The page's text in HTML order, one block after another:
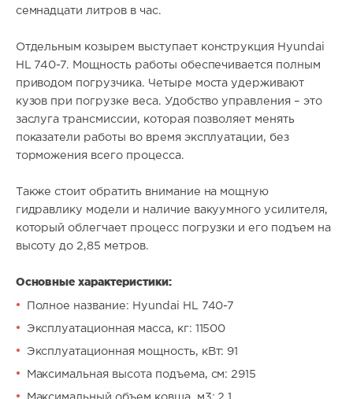
семнадцати литров в час.
Отдельным козырем выступает конструкция Hyundai
HL 740-7. Мощность работы обеспечивается полным
приводом погрузчика. Четыре моста удерживают
кузов при погрузке веса. Удобство управления – это
заслуга трансмиссии, которая позволяет менять
показатели работы во время эксплуатации, без
торможения всего процесса.
Также стоит обратить внимание на мощную
гидравлику модели и наличие вакуумного усилителя,
который облегчает процесс погрузки и его подъем на
высоту до 2,85 метров.
Основные характеристики:
Полное название: Hyundai HL 740-7
Эксплуатационная масса, кг: 11500
Эксплуатационная мощность, кВт: 91
Максимальная высота подъема, см: 2915